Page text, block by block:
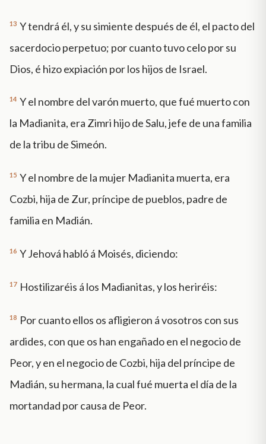
13 Y tendrá él, y su simiente después de él, el pacto del
sacerdocio perpetuo; por cuanto tuvo celo por su
Dios, é hizo expiación por los hijos de Israel.
14 Y el nombre del varón muerto, que fué muerto con
la Madianita, era Zimri hijo de Salu, jefe de una familia
de la tribu de Simeón.
15 Y el nombre de la mujer Madianita muerta, era
Cozbi, hija de Zur, príncipe de pueblos, padre de
familia en Madián.
16 Y Jehová habló á Moisés, diciendo:
17 Hostilizaréis á los Madianitas, y los heriréis:
18 Por cuanto ellos os afligieron á vosotros con sus
ardides, con que os han engañado en el negocio de
Peor, y en el negocio de Cozbi, hija del príncipe de
Madián, su hermana, la cual fué muerta el día de la
mortandad por causa de Peor.